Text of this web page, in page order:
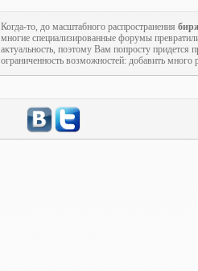
Когда-то, до масштабного распространения
многие специализированные форумы
актуальность, поэтому Вам попросту придется
ограниченность возможностей: добавить